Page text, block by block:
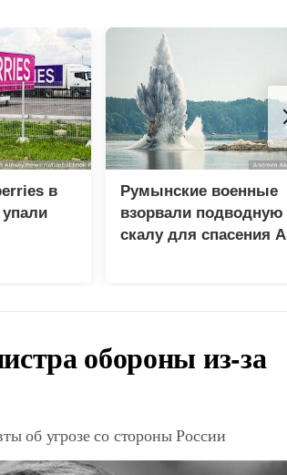
в
упали
Румынские военные
взорвали подводную
скалу для спасения
обороны из-за
об угрозе со стороны России